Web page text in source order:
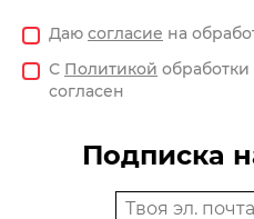
Даю согласие на
С Политикой
согласен
Подписка